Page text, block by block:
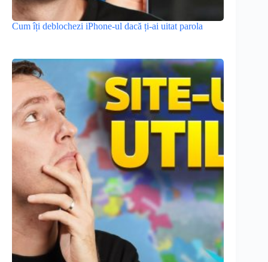
Cum îți deblochezi iPhone-ul dacă ți-ai uitat parola